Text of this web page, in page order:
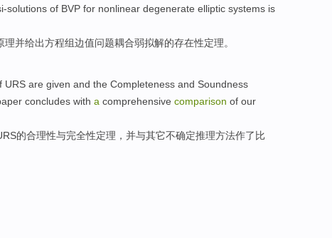
solutions of BVP for nonlinear degenerate elliptic systems is
理并给出方程组边值问题耦合弱拟解的存在性定理。
URS are given and the Completeness and Soundness
concludes with a comprehensive comparison of our
的合理性与完全性定理 ，并与其它不确定推理方法作了 比